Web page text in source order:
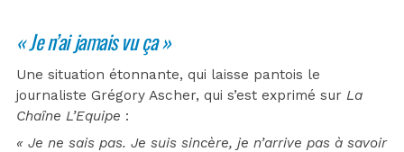
« Je n’ai jamais vu ça »
Une situation étonnante, qui laisse pantois le
journaliste Grégory Ascher, qui s’est exprimé sur La
Chaîne L’Equipe :
« Je ne sais pas. Je suis sincère, je n’arrive pas à savoir